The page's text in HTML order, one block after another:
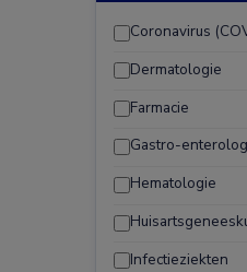
Coronavirus
Dermatologie
Farmacie
Gastro-
Hematologie
Infectieziekten